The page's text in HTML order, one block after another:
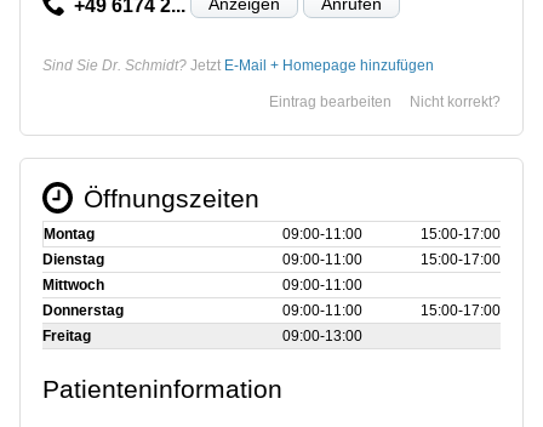
+49 6174 2...
Sind Sie Dr. Schmidt? Jetzt E-Mail + Homepage hinzufügen
Nicht korrekt?
Eintrag bearbeiten
Öffnungszeiten
Montag 09:00‑11:00
15:00‑17:00
Dienstag
09:00‑11:00
15:00‑17:00
Mittwoch
09:00‑11:00
Donnerstag
09:00‑11:00
15:00‑17:00
Freitag
09:00‑13:00
Patienteninformation